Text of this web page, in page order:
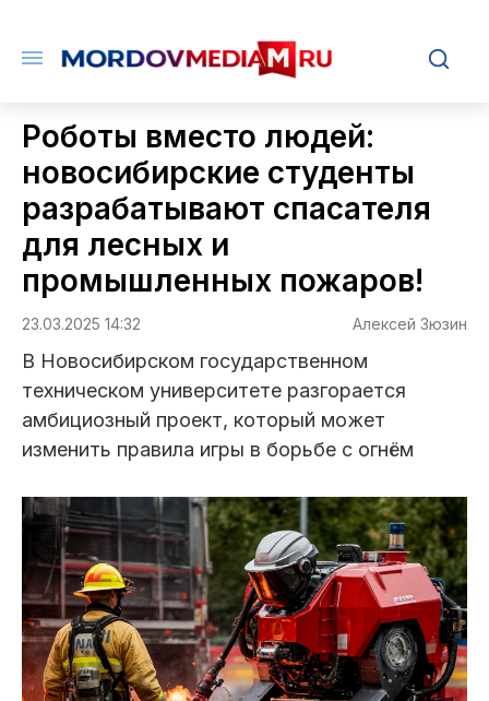
Роботы вместо людей:
новосибирские студенты
разрабатывают спасателя
для лесных и
промышленных пожаров!
23.03.2025 14:32 Алексей Зюзин
В Новосибирском государственном
техническом университете разгорается
амбициозный проект, который может
изменить правила игры в борьбе с огнём